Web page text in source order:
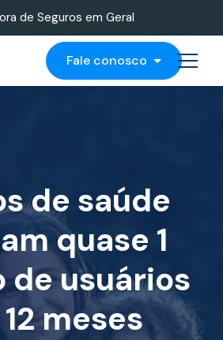
de Seguros em Geral
Fale conosco
de saúde
quase 1
de usuários
meses